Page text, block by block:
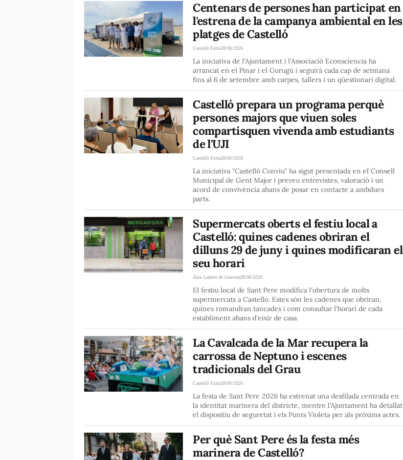
Centenars de persones han participat en
l'estrena de la campanya ambiental en les
platges de Castelló
Castelló Extra28/06/2026
La iniciativa de l'Ajuntament i l'Associació Econsciencia ha
arrancat en el Pinar i el Gurugú i seguirà cada cap de setmana
fins al 6 de setembre amb carpes, tallers i un qüestionari digital.
Castelló prepara un programa perquè
persones majors que viuen soles
compartisquen vivenda amb estudiants
de l'UJI
Castelló Extra28/06/2026
La iniciativa "Castelló Conviu" ha sigut presentada en el Consell
Municipal de Gent Major i preveu entrevistes, valoració i un
acord de convivència abans de posar en contacte a ambdues
parts.
Supermercats oberts el festiu local a
Castelló: quines cadenes obriran el
dilluns 29 de juny i quines modificaran el
seu horari
Álex Ladrón de Guevara28/06/2026
El festiu local de Sant Pere modifica l'obertura de molts
supermercats a Castelló. Estes són les cadenes que obriran,
quines romandran tancades i com consultar l'horari de cada
establiment abans d'eixir de casa.
La Cavalcada de la Mar recupera la
carrossa de Neptuno i escenes
tradicionals del Grau
Castelló Extra28/06/2026
La festa de Sant Pere 2026 ha estrenat una desfilada centrada en
la identitat marinera del districte, mentre l'Ajuntament ha detallat
el dispositiu de seguretat i els Punts Violeta per als pròxims actes.
Per què Sant Pere és la festa més
marinera de Castelló?